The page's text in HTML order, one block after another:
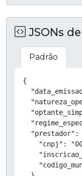
JSONs
Padrão
{
"prestador":
"cnpj":